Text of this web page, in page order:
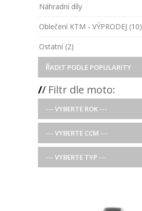
Náhradní díly
Oblečení KTM - VÝPRODEJ (10)
Ostatní (2)
ŘADIT PODLE POPULARITY
// Filtr dle moto:
--- VYBERTE ROK ---
--- VYBERTE CCM ---
--- VYBERTE TYP ---